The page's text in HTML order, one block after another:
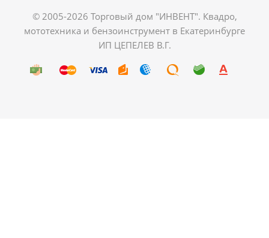
© 2005-2026 Торговый дом "ИНВЕНТ". Квадро,
мототехника и бензоинструмент в Екатеринбурге
ИП ЦЕПЕЛЕВ В.Г.